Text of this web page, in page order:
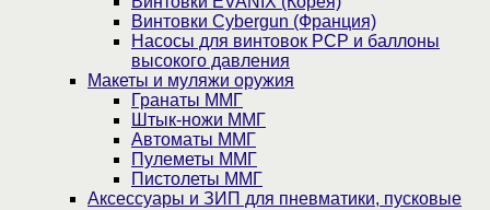
Винтовки Cybergun (Франция)
Насосы для винтовок PCP и баллоны
высокого давления
Макеты и муляжи оружия
Гранаты ММГ
Штык-ножи ММГ
Автоматы ММГ
Пулеметы ММГ
Пистолеты ММГ
Аксессуары и ЗИП для пневматики, пусковые